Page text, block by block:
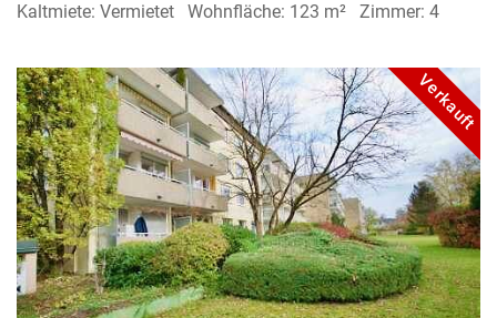
Kaltmiete: Vermietet Wohnfläche: 123 m² Zimmer: 4
Verkauft